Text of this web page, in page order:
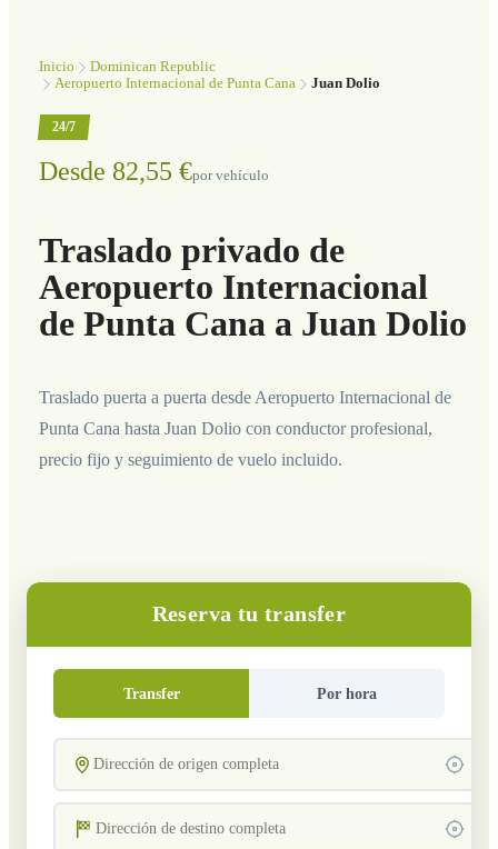
Inicio
Dominican Republic
Aeropuerto Internacional de Punta Cana
Juan Dolio
24/7
Desde 82,55 €por vehículo
Traslado privado de
Aeropuerto Internacional
de Punta Cana a Juan Dolio
Traslado puerta a puerta desde Aeropuerto Internacional de
Punta Cana hasta Juan Dolio con conductor profesional,
precio fijo y seguimiento de vuelo incluido.
Reserva tu transfer
Transfer Por hora